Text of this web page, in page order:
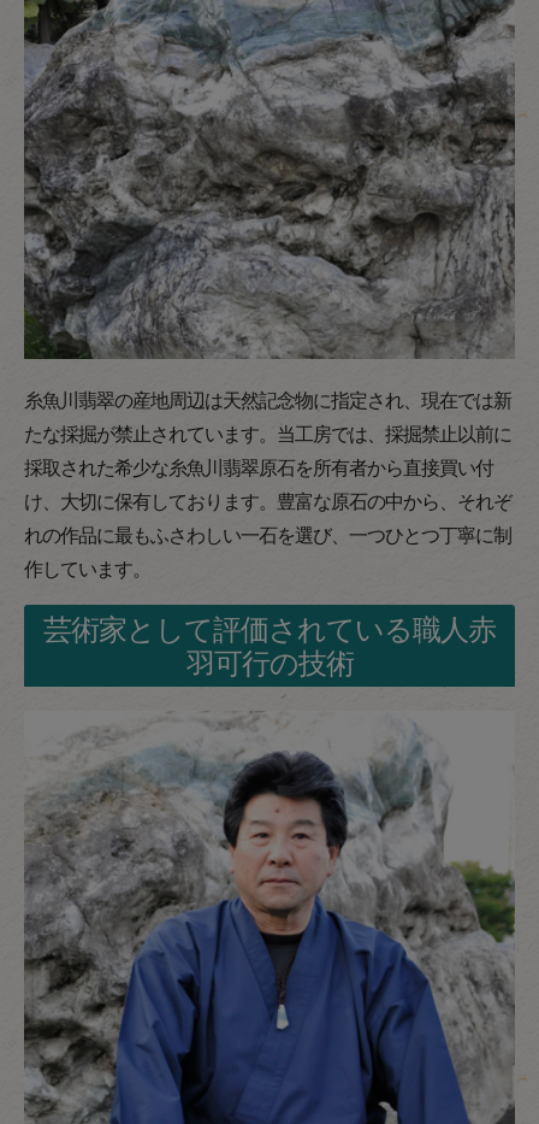
糸魚川翡翠の産地周辺は天然記念物に指定され、現在では新
たな採掘が禁止されています。当工房では、採掘禁止以前に
採取された希少な糸魚川翡翠原石を所有者から直接買い付
け、大切に保有しております。豊富な原石の中から、それぞ
れの作品に最もふさわしい一石を選び、一つひとつ丁寧に制
作しています。
芸術家として評価されている職人赤
羽可行の技術